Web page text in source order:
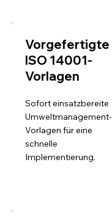
Vorgefertigte
ISO 14001-
Vorlagen
Sofort einsatzbereite
Umweltmanagement-
Vorlagen für eine
schnelle
Implementierung.